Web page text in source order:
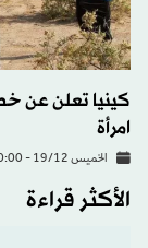
امرأة
الخميس 19/12 - 20:00
الأكثر قراءة